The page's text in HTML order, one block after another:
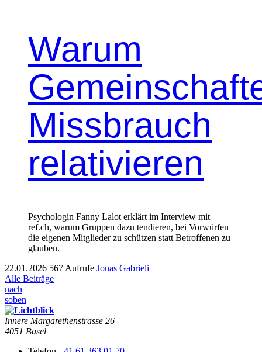
Warum
Missbrauch
relativieren
Psychologin Fanny Lalot erklärt im Interview mit
ref.ch, warum Gruppen dazu tendieren, bei Vorwürfen
die eigenen Mitglieder zu schützen statt Betroffenen zu
glauben.
22.01.2026 567 Aufrufe Jonas Gabrieli
Alle Beiträge
nach
soben
Innere Mar­garethen­strasse 26
4051 Basel